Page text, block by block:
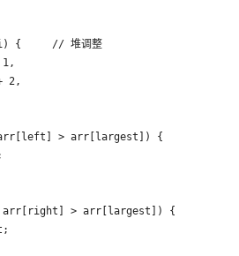
{     // 堆调整
2,
> arr[largest]) {
> arr[largest]) {